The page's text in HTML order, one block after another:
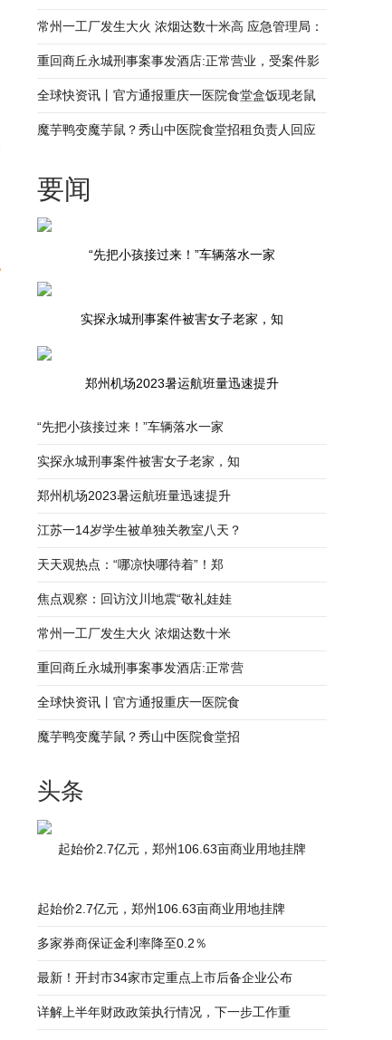
常州一工厂发生大火 浓烟达数十米高 应急管理局：
明火已灭|天天热门
重回商丘永城刑事案事发酒店:正常营业，受案件影
响入住率有所下滑
全球快资讯丨官方通报重庆一医院食堂盒饭现老鼠
头：如何进入盒饭正在进一步核实
魔芋鸭变魔芋鼠？秀山中医院食堂招租负责人回应
要闻
“先把小孩接过来！”车辆落水一家
实探永城刑事案件被害女子老家，知
郑州机场2023暑运航班量迅速提升
“先把小孩接过来！”车辆落水一家
实探永城刑事案件被害女子老家，知
郑州机场2023暑运航班量迅速提升
江苏一14岁学生被单独关教室八天？
天天观热点：“哪凉快哪待着”！郑
焦点观察：回访汶川地震“敬礼娃娃
常州一工厂发生大火 浓烟达数十米
重回商丘永城刑事案事发酒店:正常营
全球快资讯丨官方通报重庆一医院食
魔芋鸭变魔芋鼠？秀山中医院食堂招
头条
起始价2.7亿元，郑州106.63亩商业用地挂牌
起始价2.7亿元，郑州106.63亩商业用地挂牌
多家券商保证金利率降至0.2％
最新！开封市34家市定重点上市后备企业公布
详解上半年财政政策执行情况，下一步工作重